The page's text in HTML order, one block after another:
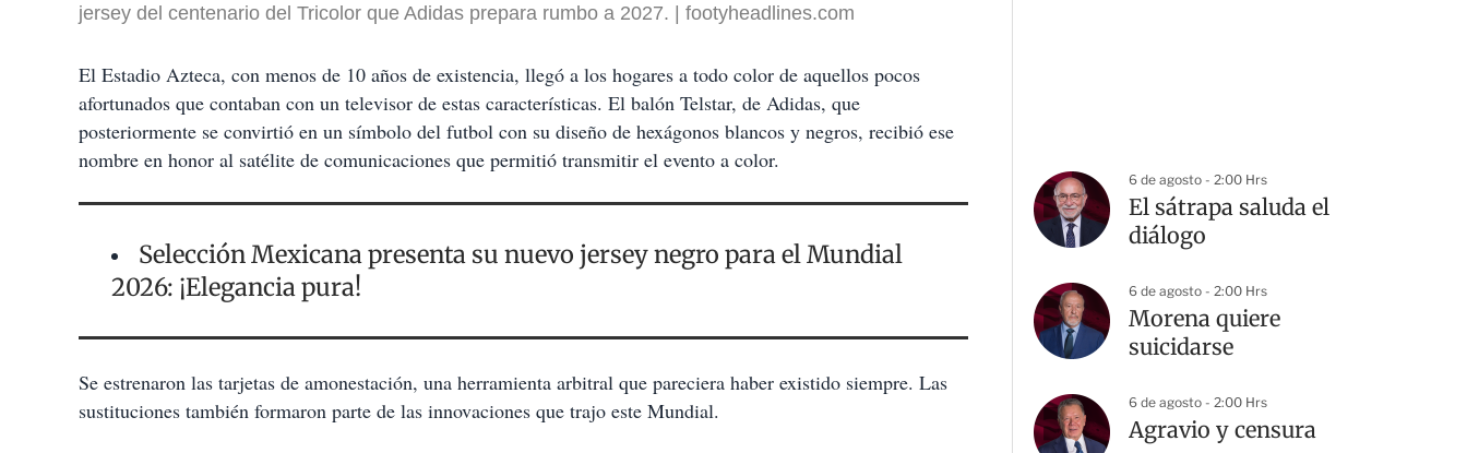
jersey del centenario del Tricolor que Adidas prepara rumbo a 2027.
footyheadlines.com
El Estadio Azteca, con menos de 10 años de existencia, llegó a los hogares a todo color de aquellos pocos
afortunados que contaban con un televisor de estas características. El balón Telstar, de Adidas, que
posteriormente se convirtió en un símbolo del futbol con su diseño de hexágonos blancos y negros, recibió ese
nombre en honor al satélite de comunicaciones que permitió transmitir el evento a color.
Selección Mexicana presenta su nuevo jersey negro para el Mundial
2026: ¡Elegancia pura!
Se estrenaron las tarjetas de amonestación, una herramienta arbitral que pareciera haber existido siempre. Las
sustituciones también formaron parte de las innovaciones que trajo este Mundial.
6 de agosto - 2:00 Hrs
El sátrapa saluda el
diálogo
6 de agosto - 2:00 Hrs
Morena quiere
suicidarse
6 de agosto - 2:00 Hrs
Agravio y censura